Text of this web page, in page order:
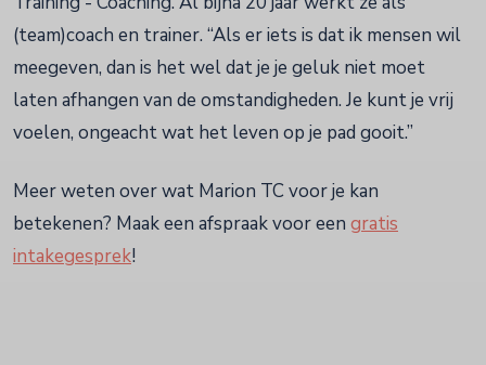
(team)coach en trainer. “Als er iets is dat ik mensen wil
meegeven, dan is het wel dat je je geluk niet moet
laten afhangen van de omstandigheden. Je kunt je vrij
voelen, ongeacht wat het leven op je pad gooit.”
Meer weten over wat Marion TC voor je kan
betekenen? Maak een afspraak voor een gratis
intakegesprek!